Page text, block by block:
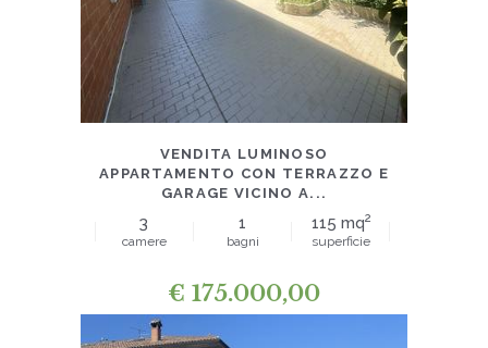
VENDITA LUMINOSO
APPARTAMENTO CON TERRAZZO E
GARAGE VICINO A...
3
camere
1
bagni
115 mq2
superficie
€ 175.000,00